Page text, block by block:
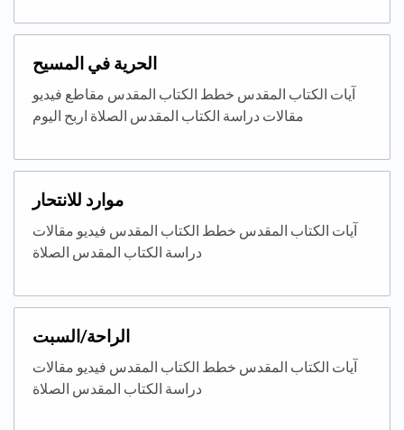
الحرية في المسيح
آيات الكتاب المقدس خطط الكتاب المقدس مقاطع فيديو
مقالات دراسة الكتاب المقدس الصلاة اربح اليوم
موارد للانتحار
آيات الكتاب المقدس خطط الكتاب المقدس فيديو مقالات
دراسة الكتاب المقدس الصلاة
الراحة/السبت
آيات الكتاب المقدس خطط الكتاب المقدس فيديو مقالات
دراسة الكتاب المقدس الصلاة